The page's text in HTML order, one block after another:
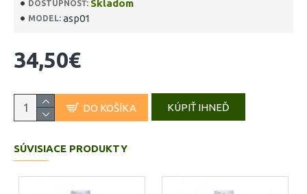
DOSTUPNOSŤ: Skladom
MODEL: asp01
34,50€
DO KOŠÍKA KÚPIŤ IHNEĎ
SÚVISIACE PRODUKTY